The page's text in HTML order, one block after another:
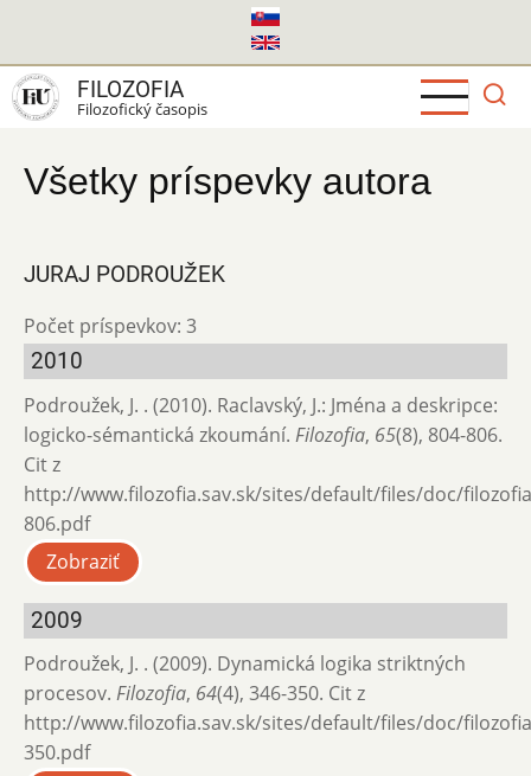
hlavný
obsah
FILOZOFIA
Filozofický časopis
Všetky príspevky autora
JURAJ PODROUŽEK
Počet príspevkov: 3
2010
Podroužek, J. . (2010). Raclavský, J.: Jména a deskripce:
logicko-sémantická zkoumání. Filozofia, 65(8), 804-806.
Cit z
http://www.filozofia.sav.sk/sites/default/files/doc/
806.pdf
Zobraziť
2009
Podroužek, J. . (2009). Dynamická logika striktných
procesov. Filozofia, 64(4), 346-350. Cit z
http://www.filozofia.sav.sk/sites/default/files/doc/
350.pdf